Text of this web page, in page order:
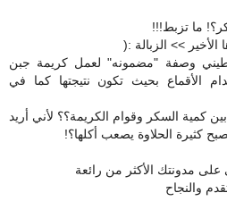
ما تزبط!!!
>> الزبالة :(
وصفة "مضمونه" لعمل كريمة جبن
الأقماع بحيث تكون نتيجتها كما في
كمية السكر وقوام الكريمة؟؟ لأني أريد
كثيرة الحلاوة يصعب أكلها؟!
مدونتك الأكثر من رائعة
والنجاح